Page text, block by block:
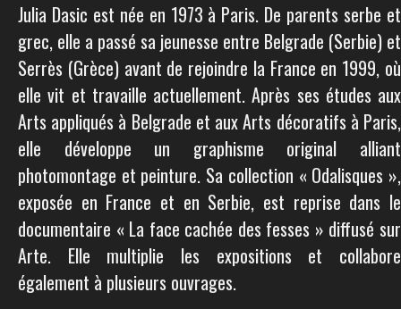
Julia Dasic est née en 1973 à Paris. De parents serbe et
grec, elle a passé sa jeunesse entre Belgrade (Serbie) et
Serrès (Grèce) avant de rejoindre la France en 1999, où
elle vit et travaille actuellement. Après ses études aux
Arts appliqués à Belgrade et aux Arts décoratifs à Paris,
elle développe un graphisme original alliant
photomontage et peinture. Sa collection « Odalisques »,
exposée en France et en Serbie, est reprise dans le
documentaire « La face cachée des fesses » diffusé sur
Arte. Elle multiplie les expositions et collabore
également à plusieurs ouvrages.